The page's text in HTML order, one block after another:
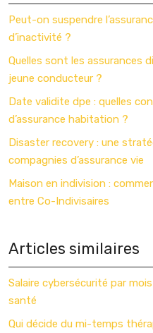
Peut-on suspendre
d’inactivité ?
Quelles sont les assurances
jeune conducteur ?
Date validite dpe : quelles
d’assurance habitation ?
Disaster recovery : une
compagnies d’assurance vie
Maison en indivision :
entre Co-Indivisaires
Articles similaires
Salaire cybersécurité par
santé
Qui décide du mi-temps